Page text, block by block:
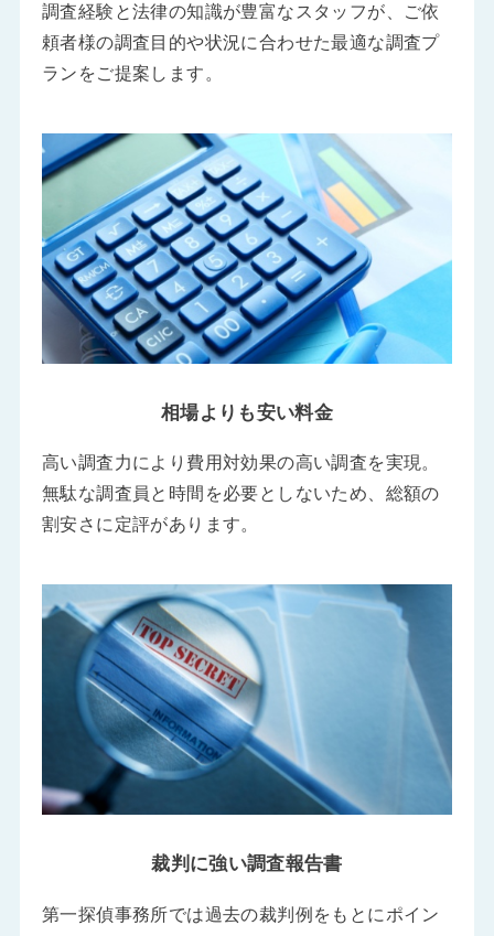
調査経験と法律の知識が豊富なスタッフが、ご依
頼者様の調査目的や状況に合わせた最適な調査プ
ランをご提案します。
相場よりも安い料金
高い調査力により費用対効果の高い調査を実現。
無駄な調査員と時間を必要としないため、総額の
割安さに定評があります。
裁判に強い調査報告書
第一探偵事務所では過去の裁判例をもとにポイン